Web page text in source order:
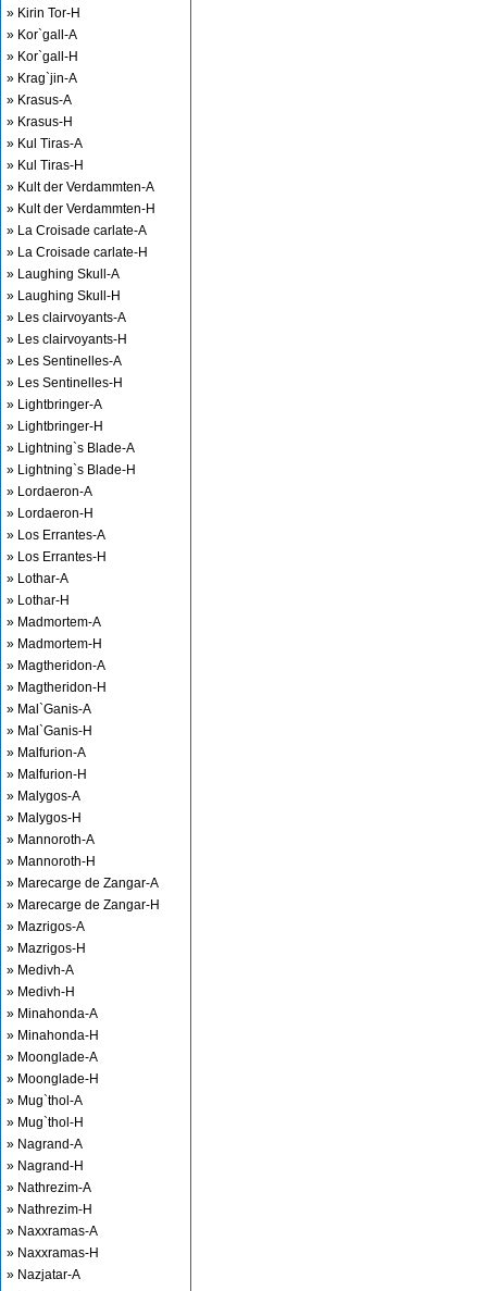
» Kirin Tor-H
» Kor`gall-A
» Kor`gall-H
» Krag`jin-A
» Krasus-A
» Krasus-H
» Kul Tiras-A
» Kul Tiras-H
» Kult der Verdammten-A
» Kult der Verdammten-H
» La Croisade carlate-A
» La Croisade carlate-H
» Laughing Skull-A
» Laughing Skull-H
» Les clairvoyants-A
» Les clairvoyants-H
» Les Sentinelles-A
» Les Sentinelles-H
» Lightbringer-A
» Lightbringer-H
» Lightning`s Blade-A
» Lightning`s Blade-H
» Lordaeron-A
» Lordaeron-H
» Los Errantes-A
» Los Errantes-H
» Lothar-A
» Lothar-H
» Madmortem-A
» Madmortem-H
» Magtheridon-A
» Magtheridon-H
» Mal`Ganis-A
» Mal`Ganis-H
» Malfurion-A
» Malfurion-H
» Malygos-A
» Malygos-H
» Mannoroth-A
» Mannoroth-H
» Marecarge de Zangar-A
» Marecarge de Zangar-H
» Mazrigos-A
» Mazrigos-H
» Medivh-A
» Medivh-H
» Minahonda-A
» Minahonda-H
» Moonglade-A
» Moonglade-H
» Mug`thol-A
» Mug`thol-H
» Nagrand-A
» Nagrand-H
» Nathrezim-A
» Nathrezim-H
» Naxxramas-A
» Naxxramas-H
» Nazjatar-A